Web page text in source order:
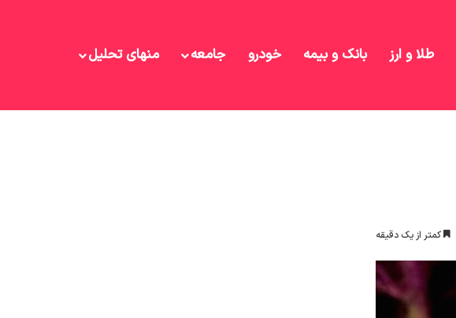
طلا و ارز بانک و بیمه خودرو جامعه منهای تحلیل
کمتر از یک دقیقه